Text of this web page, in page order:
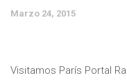
Marzo 24, 2015
Visitamos París Portal